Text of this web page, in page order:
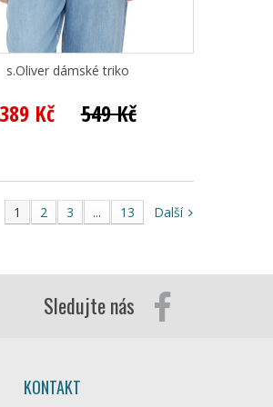
s.Oliver dámské triko
389 Kč 549 Kč
1 2 3 ... 13 Další
Sledujte nás
KONTAKT